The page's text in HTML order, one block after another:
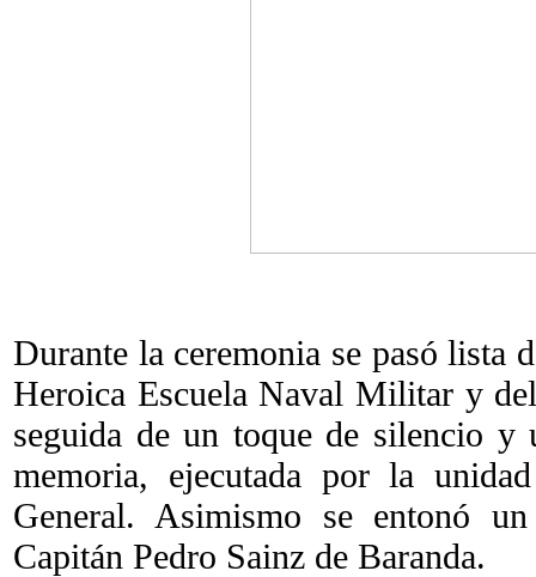
Durante la ceremonia se pasó lista
Heroica Escuela Naval Militar y
seguida de un toque de silencio y
memoria, ejecutada por la
General. Asimismo se entonó
Capitán Pedro Sainz de Baranda.